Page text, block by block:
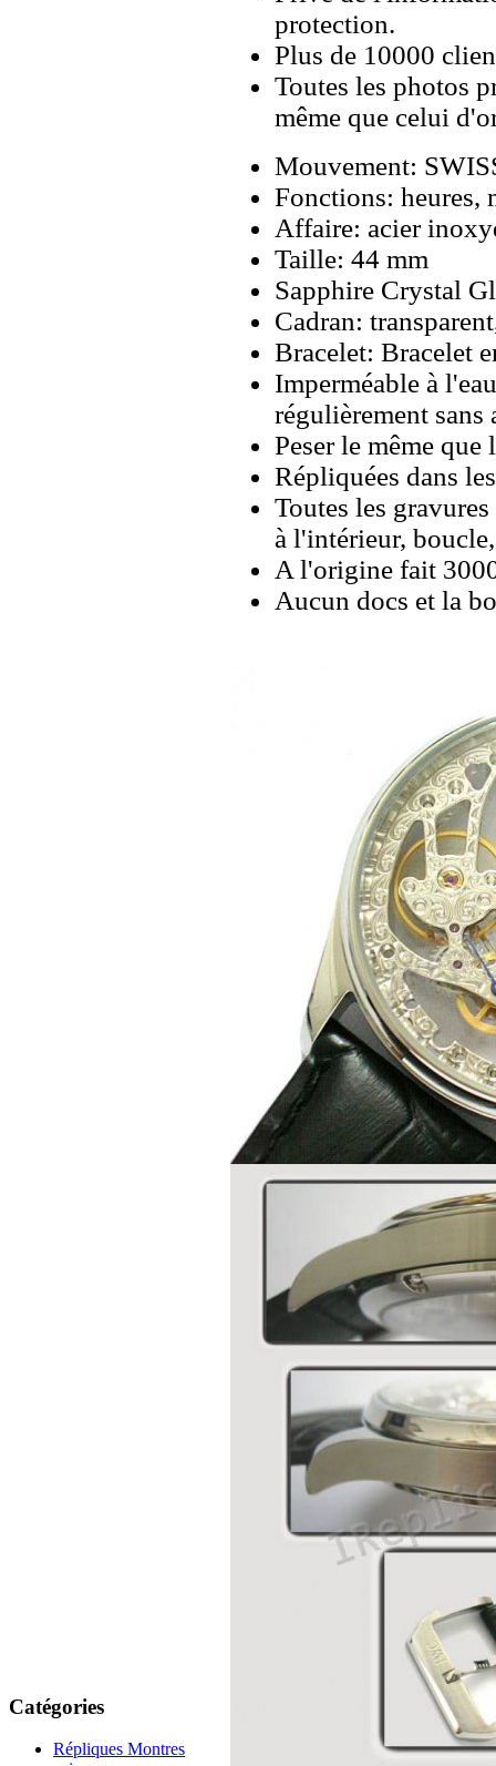
Catégories
Répliques Montres
protection.
Plus de 10000
Toutes les photos
même que celui
Mouvement:
Fonctions: heures,
Affaire: acier
Taille: 44 mm
Sapphire Crystal
Cadran:
Bracelet: Bracelet
Imperméable à
régulièrement sans
Peser le même
Répliquées dans
Toutes les
à l'intérieur,
A l'origine fait
Aucun docs et la